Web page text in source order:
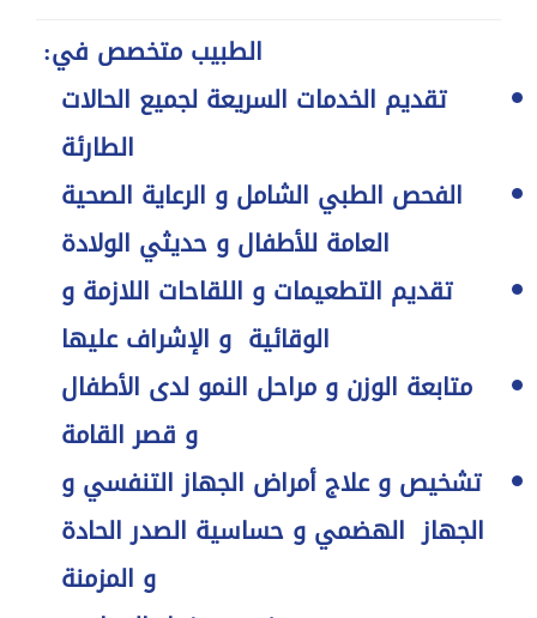
الطبيب متخصص في:
تقديم الخدمات السريعة لجميع الحالات
الطارئة
الفحص الطبي الشامل و الرعاية الصحية
العامة للأطفال و حديثي الولادة
تقديم التطعيمات و اللقاحات اللازمة و
الوقائية و الإشراف عليها
متابعة الوزن و مراحل النمو لدى الأطفال
و قصر القامة
تشخيص و علاج أمراض الجهاز التنفسي و
الجهاز الهضمي و حساسية الصدر الحادة
و المزمنة